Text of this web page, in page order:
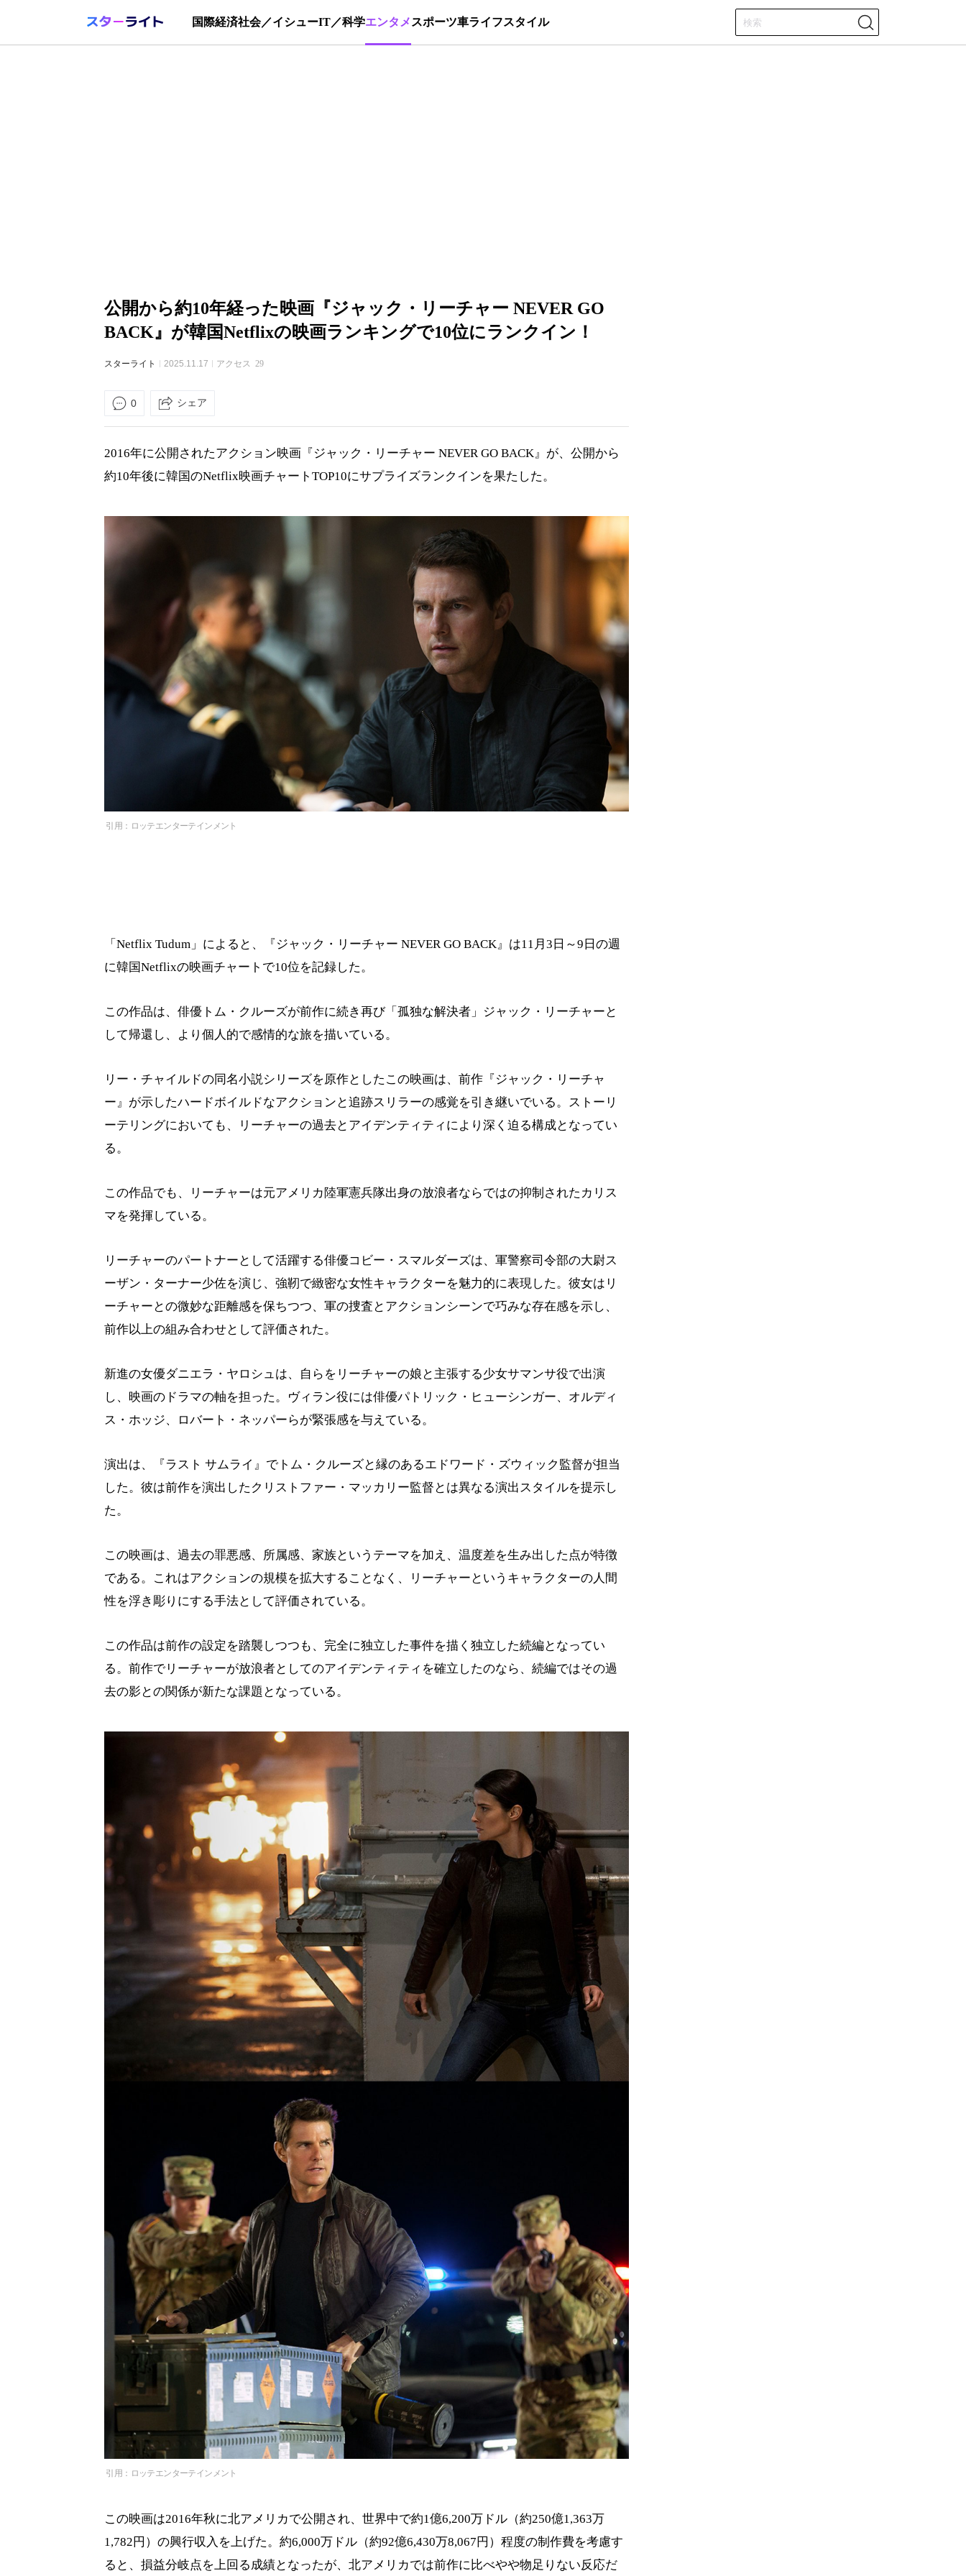
国際経済社会／イシューIT／科学エンタメ スポーツ車ライフスタイル
公開から約10年経った映画『ジャック・リーチャー NEVER GO
BACK』が韓国Netflixの映画ランキングで10位にランクイン！
スターライト 2025.11.17 アクセス 29
0 シェア
2016年に公開されたアクション映画『ジャック・リーチャー NEVER GO BACK』が、公開から
約10年後に韓国のNetflix映画チャートTOP10にサプライズランクインを果たした。
引用：ロッテエンターテインメント
「Netflix Tudum」によると、『ジャック・リーチャー NEVER GO BACK』は11月3日～9日の週
に韓国Netflixの映画チャートで10位を記録した。
この作品は、俳優トム・クルーズが前作に続き再び「孤独な解決者」ジャック・リーチャーと
して帰還し、より個人的で感情的な旅を描いている。
リー・チャイルドの同名小説シリーズを原作としたこの映画は、前作『ジャック・リーチャ
ー』が示したハードボイルドなアクションと追跡スリラーの感覚を引き継いでいる。ストーリ
ーテリングにおいても、リーチャーの過去とアイデンティティにより深く迫る構成となってい
る。
この作品でも、リーチャーは元アメリカ陸軍憲兵隊出身の放浪者ならではの抑制されたカリス
マを発揮している。
リーチャーのパートナーとして活躍する俳優コビー・スマルダーズは、軍警察司令部の大尉ス
ーザン・ターナー少佐を演じ、強靭で緻密な女性キャラクターを魅力的に表現した。彼女はリ
ーチャーとの微妙な距離感を保ちつつ、軍の捜査とアクションシーンで巧みな存在感を示し、
前作以上の組み合わせとして評価された。
新進の女優ダニエラ・ヤロシュは、自らをリーチャーの娘と主張する少女サマンサ役で出演
し、映画のドラマの軸を担った。ヴィラン役には俳優パトリック・ヒューシンガー、オルディ
ス・ホッジ、ロバート・ネッパーらが緊張感を与えている。
演出は、『ラスト サムライ』でトム・クルーズと縁のあるエドワード・ズウィック監督が担当
した。彼は前作を演出したクリストファー・マッカリー監督とは異なる演出スタイルを提示し
た。
この映画は、過去の罪悪感、所属感、家族というテーマを加え、温度差を生み出した点が特徴
である。これはアクションの規模を拡大することなく、リーチャーというキャラクターの人間
性を浮き彫りにする手法として評価されている。
この作品は前作の設定を踏襲しつつも、完全に独立した事件を描く独立した続編となってい
る。前作でリーチャーが放浪者としてのアイデンティティを確立したのなら、続編ではその過
去の影との関係が新たな課題となっている。
引用：ロッテエンターテインメント
この映画は2016年秋に北アメリカで公開され、世界中で約1億6,200万ドル（約250億1,363万
1,782円）の興行収入を上げた。約6,000万ドル（約92億6,430万8,067円）程度の制作費を考慮す
ると、損益分岐点を上回る成績となったが、北アメリカでは前作に比べやや物足りない反応だ